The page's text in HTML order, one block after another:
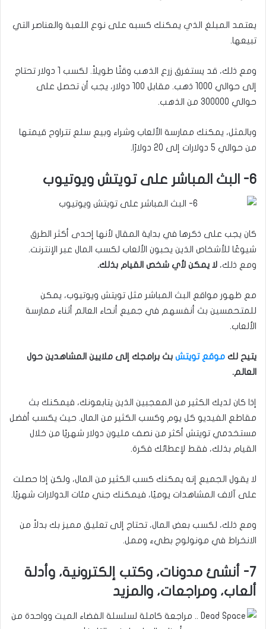
يعتمد المبلغ الذي يمكنك كسبه على نوع اللعبة والعناصر التي
تبيعها.
ومع ذلك، قد يستغرق زرع الذهب وقتًا طويلاً. لكسب 1 دولار تحتاج
إلى حوالي 1000 ذهب. مقابل 100 دولار، يجب أن تحصل على
حوالي 300000 من الذهب.
وبالمثل، يمكنك ممارسة الألعاب وشراء وبيع سلع تتراوح قيمتها
من حوالي 5 دولارات إلى 20 دولارًا.
6- البث المباشر على تويتش ويوتيوب
كان يجب على ذكرها في بداية المقال لأنها إحدى أكثر الطرق
شيوعًا للأشخاص الذين يحبون الألعاب لكسب المال عبر الإنترنت.
ومع ذلك، لا يمكن لأي شخص القيام بذلك.
مع ظهور مواقع البث المباشر مثل تويتش ويوتيوب، يمكن
للمتحمسين بث أنفسهم في جميع أنحاء العالم أثناء ممارسة
الألعاب.
يتيح لك موقع تويتش بث برامجك إلى ملايين المشاهدين حول
العالم.
إذا كان لديك الكثير من المعجبين الذين يتابعونك، فيمكنك بث
مقاطع الفيديو كل يوم وكسب الكثير من المال. حيث يكسب أفضل
مستخدمي تويتش أكثر من نصف مليون دولار شهريًا من خلال
القيام بذلك، فقط لإعطائك فكرة.
لا يقول الجميع إنه يمكنك كسب الكثير من المال، ولكن إذا حصلت
على آلاف المشاهدات يوميًا، فيمكنك جني مئات الدولارات شهريًا.
ومع ذلك، لكسب بعض المال، تحتاج إلى تعليق مميز بك بدلاً من
الانخراط في مونولوج بطيء وممل.
7- أنشئ مدونات، وكتب إلكترونية، وأدلة
ألعاب، ومراجعات، والمزيد